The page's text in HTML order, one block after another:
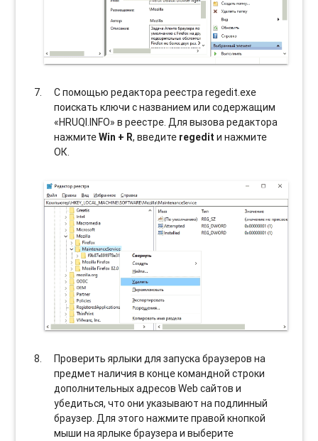
С помощью редактора реестра regedit.exe
поискать ключи с названием или содержащим
«HRUQI.INFO» в реестре. Для вызова редактора
нажмитеWin + R, введите regedit и нажмите
ОК.
Проверить ярлыки для запуска браузеров на
предмет наличия в конце командной строки
дополнительных адресов Web сайтов и
убедиться, что они указывают на подлинный
браузер. Для этого нажмите правой кнопкой
мыши на ярлыке браузера и выберите